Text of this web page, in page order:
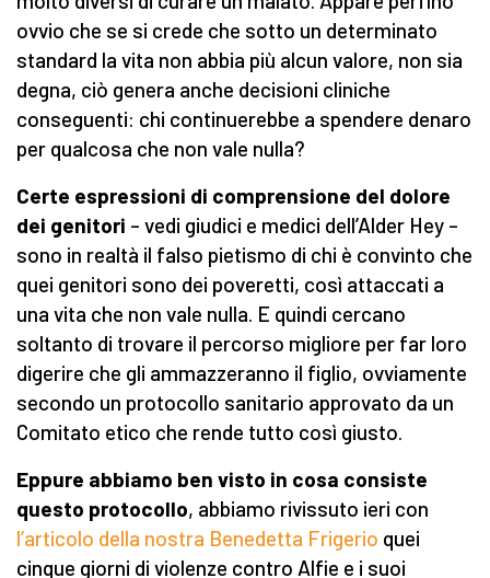
ovvio che se si crede che sotto un determinato
standard la vita non abbia più alcun valore, non sia
degna, ciò genera anche decisioni cliniche
conseguenti: chi continuerebbe a spendere denaro
per qualcosa che non vale nulla?
Certe espressioni di comprensione del dolore
dei genitori – vedi giudici e medici dell’Alder Hey –
sono in realtà il falso pietismo di chi è convinto che
quei genitori sono dei poveretti, così attaccati a
una vita che non vale nulla. E quindi cercano
soltanto di trovare il percorso migliore per far loro
digerire che gli ammazzeranno il figlio, ovviamente
secondo un protocollo sanitario approvato da un
Comitato etico che rende tutto così giusto.
Eppure abbiamo ben visto in cosa consiste
questo protocollo, abbiamo rivissuto ieri con
l’articolo della nostra Benedetta Frigerio quei
cinque giorni di violenze contro Alfie e i suoi